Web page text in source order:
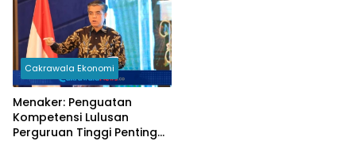
Cakrawala Ekonomi
Menaker: Penguatan
Kompetensi Lulusan
Perguruan Tinggi Penting